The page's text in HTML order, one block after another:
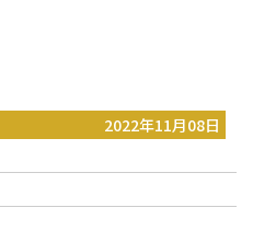
2022年11月08日